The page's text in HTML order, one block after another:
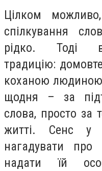
Цілком
спілкування
рідко. Тоді
традицію:
коханою
щодня – за
слова, просто
житті. Сенс у
нагадувати про
надати їй